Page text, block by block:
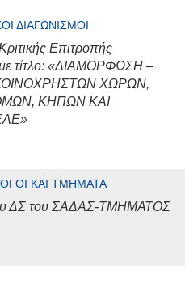
ΔΙΑΓΩΝΙΣΜΟΊ
Επιτροπής
με τίτλο: «ΔΙΑΜΟΡΦΩΣΗ –
ΧΩΡΩΝ,
ΚΗΠΩΝ ΚΑΙ
ΚΑΙ ΤΜΉΜΑΤΑ
ΔΣ του ΣΑΔΑΣ-ΤΜΗΜΑΤΟΣ